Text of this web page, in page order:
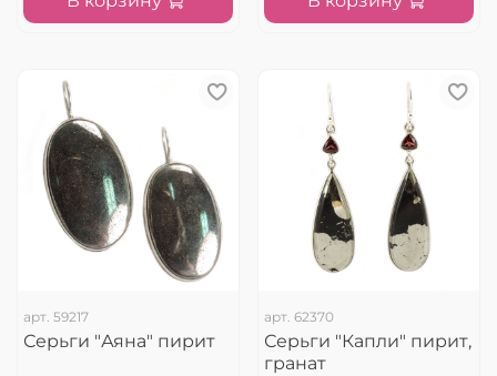
арт. 59217
Серьги "Аяна" пирит
арт. 62370
Серьги "Капли" пирит,
гранат